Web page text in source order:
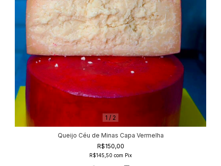
1 / 2
Queijo Céu de Minas Capa Vermelha
R$150,00
R$145,50 com Pix